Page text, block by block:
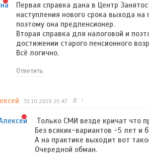
Первая справка дана в Центр
наступления нового срока выхода
поэтому она предпенсионер.
Вторая справка для налоговой и
достижении старого пенсионного
Всё логично.
Ответить
31.10.2019 21:47 # ↑
Только СМИ везде кричат что
Без всяких-вариантов -5 лет и
А на практике выходит вот
Очередной обман.